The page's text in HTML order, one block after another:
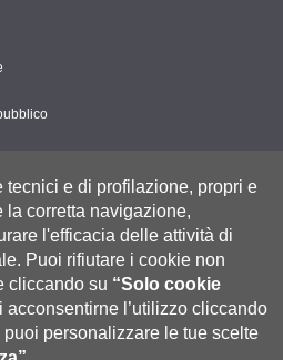
tecnici e di profilazione, propri e
la corretta navigazione,
l'efficacia delle attività di
Puoi rifiutare i cookie non
cliccando su “Solo cookie
acconsentirne l’utilizzo cliccando
puoi personalizzare le tue scelte